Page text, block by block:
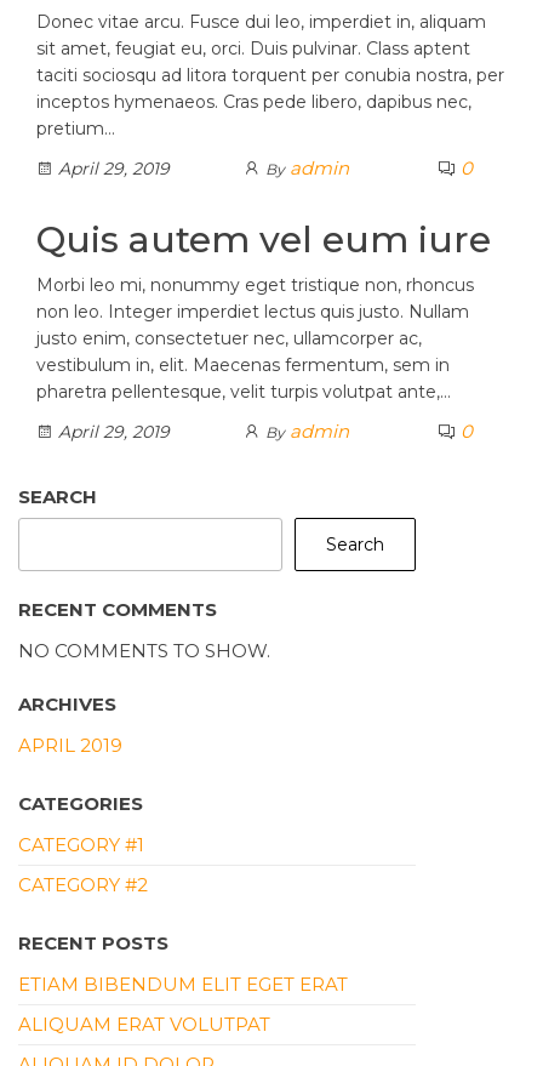
Donec vitae arcu. Fusce dui leo, imperdiet in, aliquam
sit amet, feugiat eu, orci. Duis pulvinar. Class aptent
taciti sociosqu ad litora torquent per conubia nostra, per
inceptos hymenaeos. Cras pede libero, dapibus nec,
pretium…
April 29, 2019
By admin 0
Quis autem vel eum iure
Morbi leo mi, nonummy eget tristique non, rhoncus
non leo. Integer imperdiet lectus quis justo. Nullam
justo enim, consectetuer nec, ullamcorper ac,
vestibulum in, elit. Maecenas fermentum, sem in
pharetra pellentesque, velit turpis volutpat ante,…
April 29, 2019
By admin 0
SEARCH
Search
RECENT COMMENTS
NO COMMENTS TO SHOW.
ARCHIVES
APRIL 2019
CATEGORIES
CATEGORY #1
CATEGORY #2
RECENT POSTS
ETIAM BIBENDUM ELIT EGET ERAT
ALIQUAM ERAT VOLUTPAT